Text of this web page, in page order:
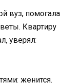
вуз, помогала
Квартиру
уверял:
женится.